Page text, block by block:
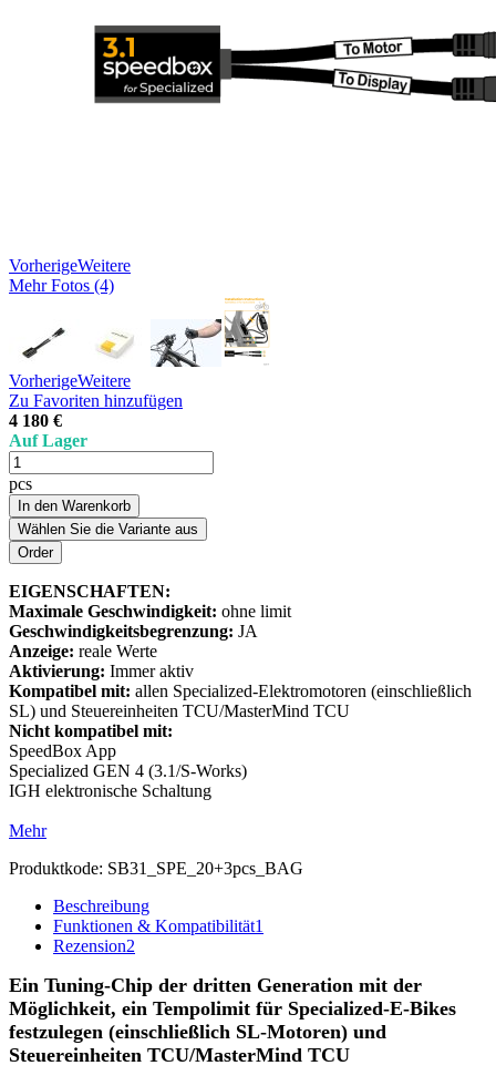
VorherigeWeitere
Mehr Fotos (4)
VorherigeWeitere
Zu Favoriten hinzufügen
4 180 €
Auf Lager
pcs
In den Warenkorb
Wählen Sie die Variante aus
EIGENSCHAFTEN:
Maximale Geschwindigkeit: ohne limit
Geschwindigkeitsbegrenzung: JA
Anzeige: reale Werte
Aktivierung: Immer aktiv
Kompatibel mit: allen Specialized-Elektromotoren (einschließlich
SL) und Steuereinheiten TCU/MasterMind TCU
Nicht kompatibel mit:
SpeedBox App
Specialized GEN 4 (3.1/S-Works)
IGH elektronische Schaltung
Mehr
Produktkode: SB31_SPE_20+3pcs_BAG
Beschreibung
Funktionen & Kompatibilität1
Rezension2
Ein Tuning-Chip der dritten Generation mit der
Möglichkeit, ein Tempolimit für Specialized-E-Bikes
festzulegen (einschließlich SL-Motoren) und
Steuereinheiten TCU/MasterMind TCU